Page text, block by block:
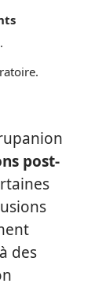
post-
des